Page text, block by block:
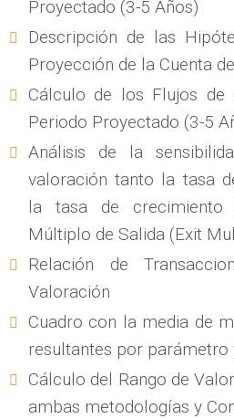
Proyectado (3-5 Años)
Descripción de las
Proyección de la Cuenta
Cálculo de los Flujos de
Periodo Proyectado (3-5
Análisis de la
valoración tanto la tasa
la tasa de
Múltiplo de Salida (Exit
Relación de
Valoración
Cuadro con la media de
resultantes por parámetro
Cálculo del Rango de
ambas metodologías y